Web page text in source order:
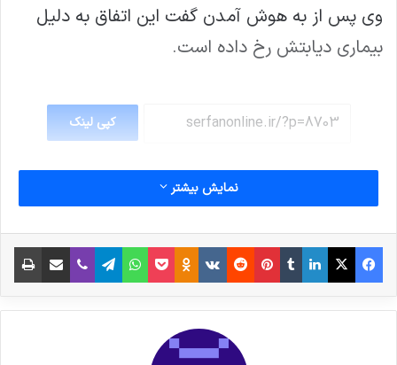
وی پس از به هوش آمدن گفت این اتفاق به دلیل
بیماری دیابتش رخ داده است.
کپی لینک
نمایش بیشتر
فیس بوک X لینکدین
‫تامبلر‫پین‌ترست
‫رددیت‫VKontakte
‫Odnoklassniki
پاکتواتس آپ تلگراموایبر اشتراک گذاری از طریق ایمیل